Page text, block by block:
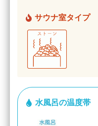
サウナ室タイプ
水風呂の温度帯